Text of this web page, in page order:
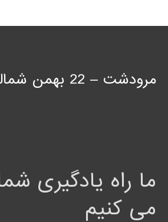
مرودشت – 22 بهمن شمالی
ما راه یادگیری
می کنیم